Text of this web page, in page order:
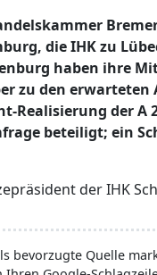
die IHK zu
haben ihre
zu den
Realisierung der
beteiligt; ein
der IHK
bevorzugte Quelle